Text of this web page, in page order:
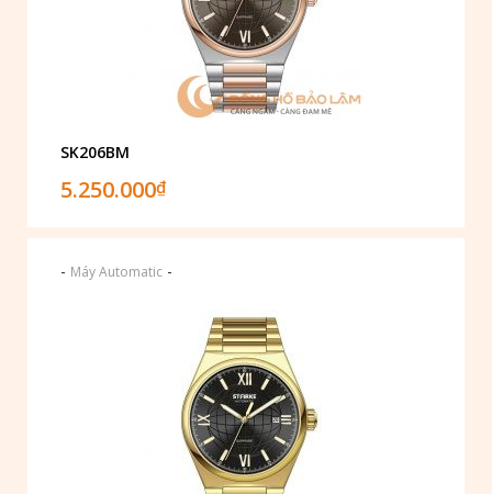
SK206BM
5.250.000₫
- Máy Automatic -